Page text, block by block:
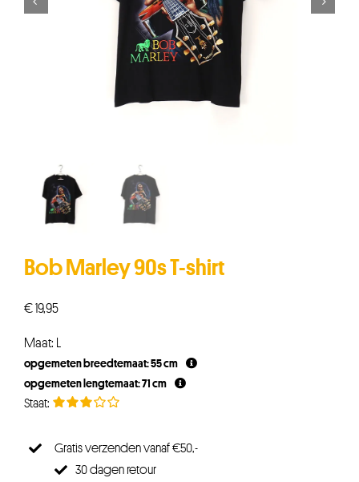
Bob Marley 90s T-shirt
€19,95
Maat: L
opgemeten breedtemaat: 55 cm
opgemeten lengtemaat: 71 cm
Gratis verzenden vanaf €50,-
30 dagen retour